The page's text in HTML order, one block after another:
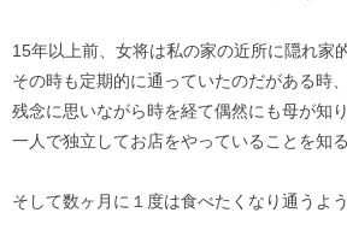
15年以上前、女将は私の家の近所に隠れ家
その時も定期的に通っていたのだがある時
残念に思いながら時を経て偶然にも母が知
一人で独立してお店をやっていることを知る
そして数ヶ月に１度は食べたくなり通うよう